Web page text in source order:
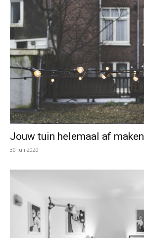
Jouw tuin helemaal af maken
30 juli 2020